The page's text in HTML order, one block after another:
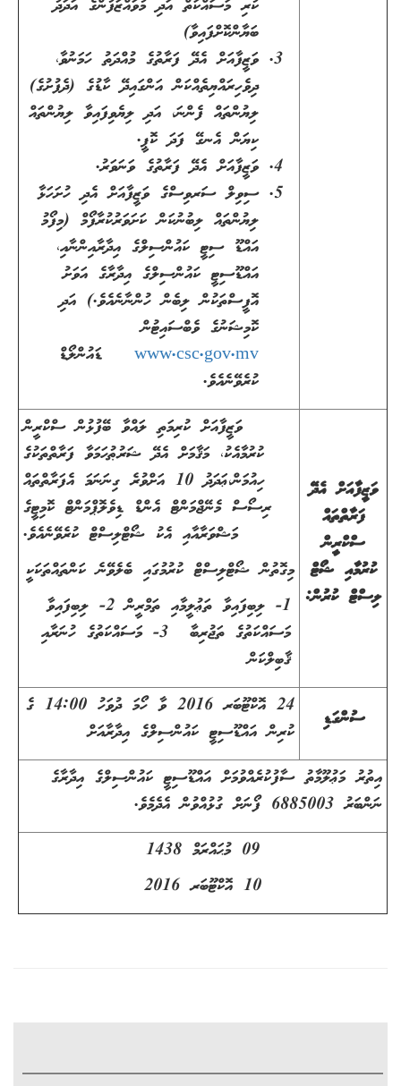
ކުރި މަސައްކަތް އަދި މުވައްޒަފުންގެ އަދަދު
ބަޔާންކޮށްފައިވާ)
ވަޒީފާއަށް އެދޭ ފަރާތުގެ މުއްދަތު ހަމަނުވާ،
ދިވެހިރައްޔިތެއްކަން އަންގައިދޭ ކާޑުގެ (ދެފުށުގެ)
ލިޔުންތައް ފެންނަ، އަދި ލިޔެވިފައިވާ ލިޔުންތައް
ކިޔަން އެނގޭ ފަދަ ކޮޕީ.
ވަޒީފާއަށް އެދޭ ފަރާތުގެ ވަނަވަރު.
ސިވިލް ސަރވިސްގެ ވަޒީފާއަށް އެދި ހުށަހަޅާ
ލިޔުންތައް ލިބުނުކަން ކަށަވަރުކުރާފޯމް (މިފޯމު
އައްޑޫ ސިޓީ ކައުންސިލްގެ އިދާރާއިންނާއި،
އައްޑޫސިޓީ ކައުންސިލްގެ އިދާރާގެ އަވަށު
އޮފީސްތަކުން ލިބެން ހުންނާނެއެވެ.( އަދި
ކޮމިޝަނުގެ ވެބްސައިޓުން
www.csc.gov.mv ޑައުންލޯޑް
ކުރެވޭނެއެވެ.
ވަޒީފާއަށް އެދޭ
ފަރާތްތައް
ސްކްރީން
ކުރުމާއި ޝޯޓް
ލިސްޓް ކުރުން:
ވަޒީފާއަށް ކުރިމަތި ލައްވާ ބޭފުޅުން ސްކްރީން
ކުރުމާއެކު، މަޤާމަށް އެދޭ ޝަރުޠުހަމަވާ ފަރާތްތަކުގެ
ޢަދަދު 10 އަށްވުރެ ގިނަނަމަ އެފަރާތްތައް،ހިއުމަން
ރިސޯސް މެނޭޖްމަންޓް އެންޑް ޑިވެލޮޕްމަންޓް ކޮމިޓީގެ
މަޝްވަރާއާއި އެކު ޝޯޓްލިސްޓް ކުރެވޭނެއެވެ.
މިގޮތުން ޝޯޓްލިސްޓް ކުރުމުގައި ބެލެވޭނެ ކަންތައްތަކަކީ
1- ލިބިފައިވާ ތަޢުލީމާއި ތަމްރީން 2- ލިބިފައިވާ
މަސައްކަތުގެ ތަޖުރިބާ 3- މަސައްކަތުގެ ހުނަރާއި
ޤާބިލްކަން
ސުންގަޑި
24 އޮކްޓޫބަރ 2016 ވާ ހޯމަ ދުވަހު 14:00 ގެ
ކުރިން އައްޑޫސިޓީ ކައުންސިލްގެ އިދާރާއަށް
އިތުރު މަޢުލޫމާތު ސާފުކުރެއްވުމަށް އައްޑޫސިޓީ ކައުންސިލްގެ އިދާރާގެ
ނަންބަރު 6885003 ފޯނަށް ގުޅުއްވުން އެދެމެވެ.
09 މުޙައްރަމް 1438
10 އޮކްޓޫބަރ 2016